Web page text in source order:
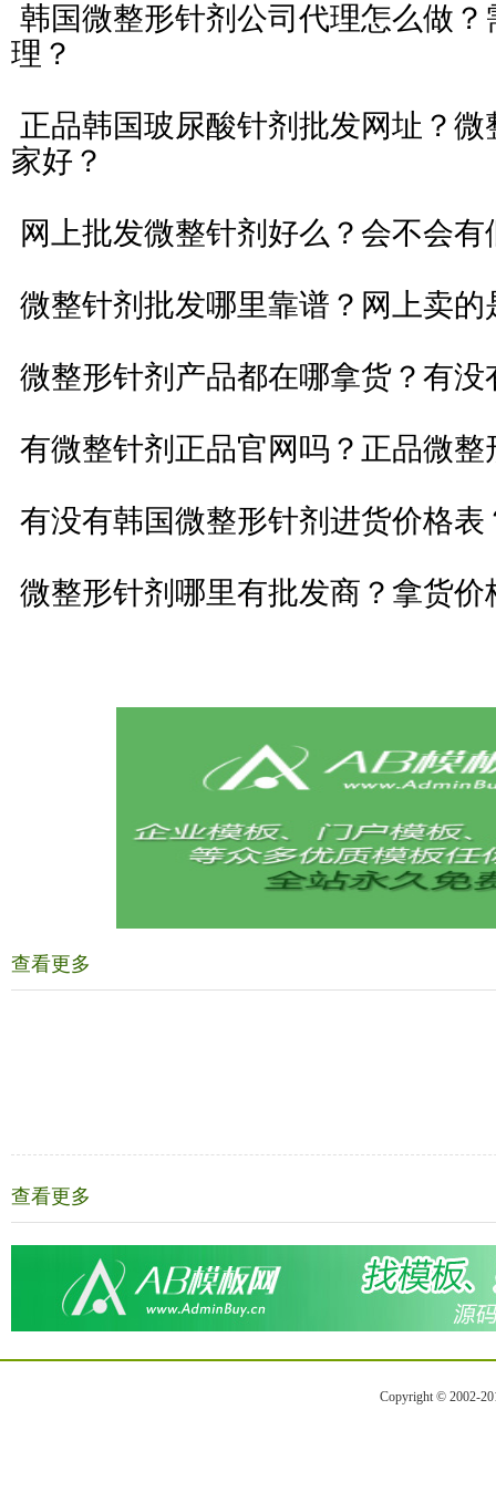
韩国微整形针剂公司代理怎么做
理？
正品韩国玻尿酸针剂批发网址？
家好？
网上批发微整针剂好么？会不会有
微整针剂批发哪里靠谱？网上卖的
微整形针剂产品都在哪拿货？有
有微整针剂正品官网吗？正品微
有没有韩国微整形针剂进货价格
微整形针剂哪里有批发商？拿货价
查看更多
查看更多
Copyright © 2002-